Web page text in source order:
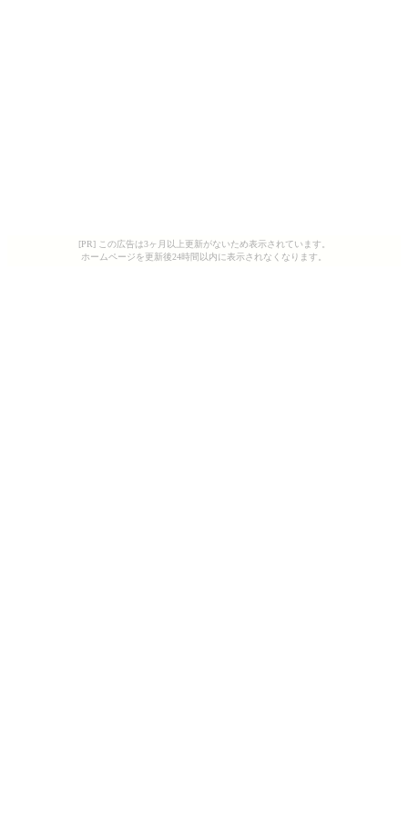
[PR] この広告は3ヶ月以上更新がないため表示されています。
ホームページを更新後24時間以内に表示されなくなります。